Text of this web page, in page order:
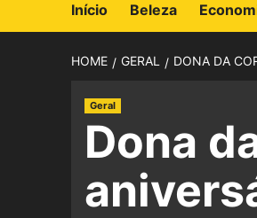
Início Beleza
HOME GERAL DONA DA
Geral
Dona